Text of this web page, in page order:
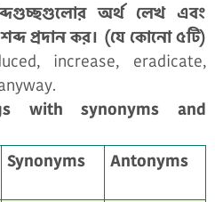
অর্থ লেখ এবং
প্রদান কর। (যে কোনো ৫টি)
increase, eradicate,
with synonyms and
Synonyms Antonyms